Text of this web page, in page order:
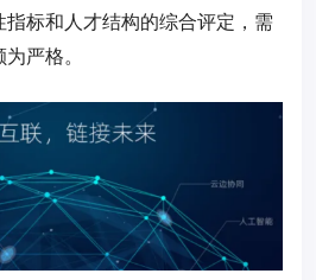
标和人才结构的综合评定，需
严格。